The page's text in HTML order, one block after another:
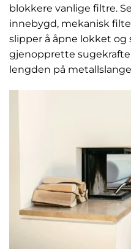
blokkere vanlige filtre.
innebygd, mekanisk
slipper å åpne lokket
gjenopprette
lengden på